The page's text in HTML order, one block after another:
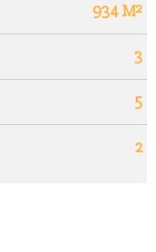
934 M²
3
5
2